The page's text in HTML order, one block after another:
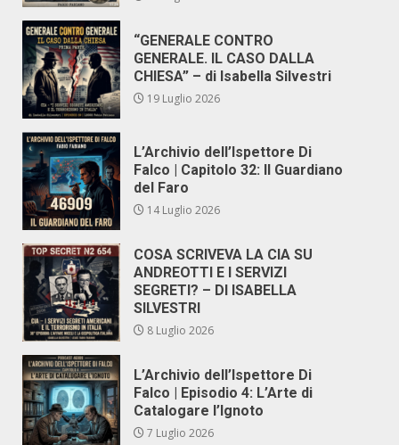
“GENERALE CONTRO
GENERALE. IL CASO DALLA
CHIESA” – di Isabella Silvestri
19 Luglio 2026
L’Archivio dell’Ispettore Di
Falco | Capitolo 32: Il Guardiano
del Faro
14 Luglio 2026
COSA SCRIVEVA LA CIA SU
ANDREOTTI E I SERVIZI
SEGRETI? – DI ISABELLA
SILVESTRI
8 Luglio 2026
L’Archivio dell’Ispettore Di
Falco | Episodio 4: L’Arte di
Catalogare l’Ignoto
7 Luglio 2026